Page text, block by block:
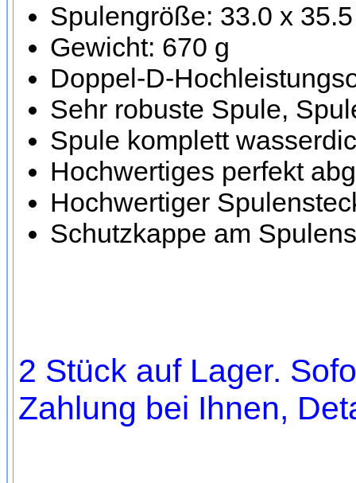
Spulengröße: 33.0 x
Gewicht: 670 g
Doppel-D-
Sehr robuste Spule,
Spule komplett
Hochwertiges perfekt
Hochwertiger
Schutzkappe am
2 Stück auf Lager.
Zahlung bei Ihnen,